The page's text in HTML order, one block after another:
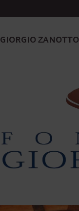
GIORGIO ZANOTTO